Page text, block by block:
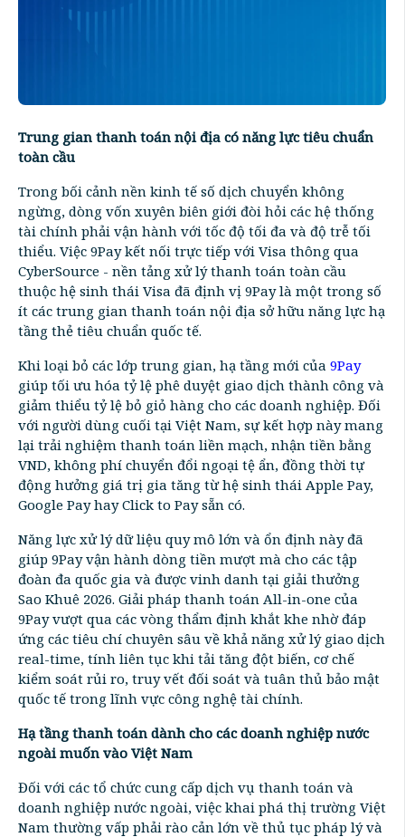
Trung gian thanh toán nội địa có năng lực tiêu chuẩn
toàn cầu
Trong bối cảnh nền kinh tế số dịch chuyển không
ngừng, dòng vốn xuyên biên giới đòi hỏi các hệ thống
tài chính phải vận hành với tốc độ tối đa và độ trễ tối
thiểu. Việc 9Pay kết nối trực tiếp với Visa thông qua
CyberSource - nền tảng xử lý thanh toán toàn cầu
thuộc hệ sinh thái Visa đã định vị 9Pay là một trong số
ít các trung gian thanh toán nội địa sở hữu năng lực hạ
tầng thẻ tiêu chuẩn quốc tế.
Khi loại bỏ các lớp trung gian, hạ tầng mới của 9Pay
giúp tối ưu hóa tỷ lệ phê duyệt giao dịch thành công và
giảm thiểu tỷ lệ bỏ giỏ hàng cho các doanh nghiệp. Đối
với người dùng cuối tại Việt Nam, sự kết hợp này mang
lại trải nghiệm thanh toán liền mạch, nhận tiền bằng
VND, không phí chuyển đổi ngoại tệ ẩn, đồng thời tự
động hưởng giá trị gia tăng từ hệ sinh thái Apple Pay,
Google Pay hay Click to Pay sẵn có.
Năng lực xử lý dữ liệu quy mô lớn và ổn định này đã
giúp 9Pay vận hành dòng tiền mượt mà cho các tập
đoàn đa quốc gia và được vinh danh tại giải thưởng
Sao Khuê 2026. Giải pháp thanh toán All-in-one của
9Pay vượt qua các vòng thẩm định khắt khe nhờ đáp
ứng các tiêu chí chuyên sâu về khả năng xử lý giao dịch
real-time, tính liên tục khi tải tăng đột biến, cơ chế
kiểm soát rủi ro, truy vết đối soát và tuân thủ bảo mật
quốc tế trong lĩnh vực công nghệ tài chính.
Hạ tầng thanh toán dành cho các doanh nghiệp nước
ngoài muốn vào Việt Nam
Đối với các tổ chức cung cấp dịch vụ thanh toán và
doanh nghiệp nước ngoài, việc khai phá thị trường Việt
Nam thường vấp phải rào cản lớn về thủ tục pháp lý và